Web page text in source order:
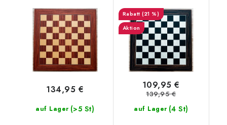
auf Lager (>5 St)
134,95 €
(21 %)
Aktion
auf Lager (4 St)
109,95 €
139,95 €